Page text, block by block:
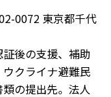
0072 東京都千代
後の支援、補助
クライナ避難民
の提出先。法人